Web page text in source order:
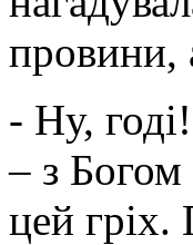
провини,
- Ну,
– з Богом
цей гріх.